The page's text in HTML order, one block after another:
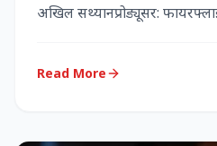
अखिल सथ्यानप्रोड्यूसर:
Read More